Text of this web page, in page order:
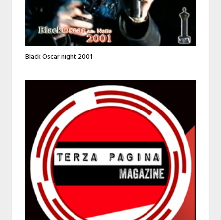
Black Oscar night 2001